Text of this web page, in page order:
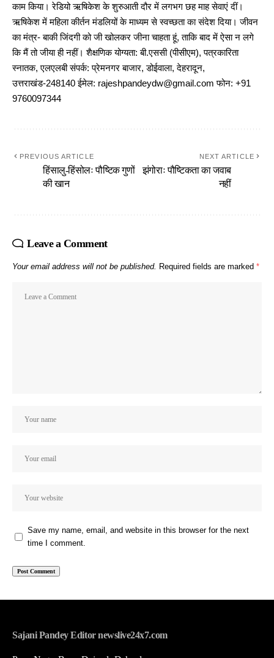
काम किया। रेडियो ऋषिकेश के शुरुआती दौर में लगभग छह माह सेवाएं दीं।
ऋषिकेश में महिला कीर्तन मंडलियों के माध्यम से स्वच्छता का संदेश दिया। जीवन
का मंत्र- बाकी जिंदगी को जी खोलकर जीना चाहता हूं, ताकि बाद में ऐसा न लगे
कि मैं तो जीया ही नहीं। शैक्षणिक योग्यता: बी.एससी (पीसीएम), पत्रकारिता
स्नातक, एलएलबी संपर्क: प्रेमनगर बाजार, डोईवाला, देहरादून,
उत्तराखंड-248140 ईमेल: rajeshpandeydw@gmail.com फोन: +91
9760097344
PREVIOUS ARTICLE
हिंसालु-हिंसोलः पौष्टिक गुणों
की खान
NEXT ARTICLE
झंगोराः पौष्टिकता का जवाब
नहीं
Leave a Comment
Your email address will not be published. Required fields are marked *
Save my name, email, and website in this browser for the next
time I comment.
Sajani Pandey Editor newslive24x7.com